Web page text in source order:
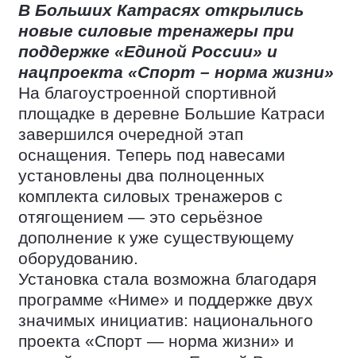
В Больших Катрасях открылись
новые силовые тренажеры при
поддержке «Единой России» и
нацпроекта «Спорт – норма жизни»
На благоустроенной спортивной
площадке в деревне Большие Катраси
завершился очередной этап
оснащения. Теперь под навесами
установлены два полноценных
комплекта силовых тренажеров с
отягощением — это серьёзное
дополнение к уже существующему
оборудованию.
Установка стала возможна благодаря
программе «Ниме» и поддержке двух
значимых инициатив: национального
проекта «Спорт — норма жизни» и